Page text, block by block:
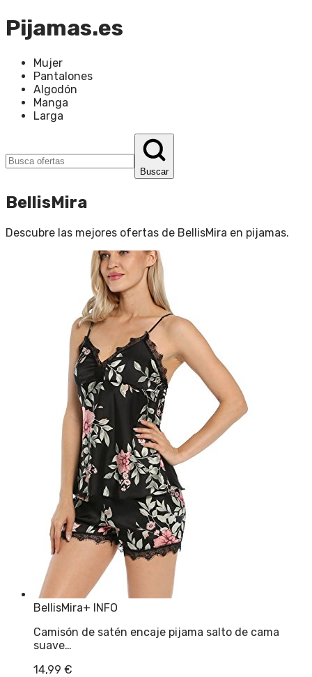
Pijamas.es
Mujer
Pantalones
Algodón
Manga
Larga
Buscar
BellisMira
Descubre las mejores ofertas de BellisMira en pijamas.
BellisMira+ INFO
Camisón de satén encaje pijama salto de cama
suave…
14,99 €